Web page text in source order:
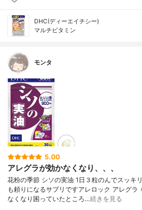
DHC(ディーエイチシー)
マルチビタミン
モンタ
5.00
アレグラが効かなくなり、、、
花粉の季節 シソの実油 1日３粒のんでスッキ
も頼りになるサプリですアレロック アレグラ
なくなり困っていたところ…続きを見る